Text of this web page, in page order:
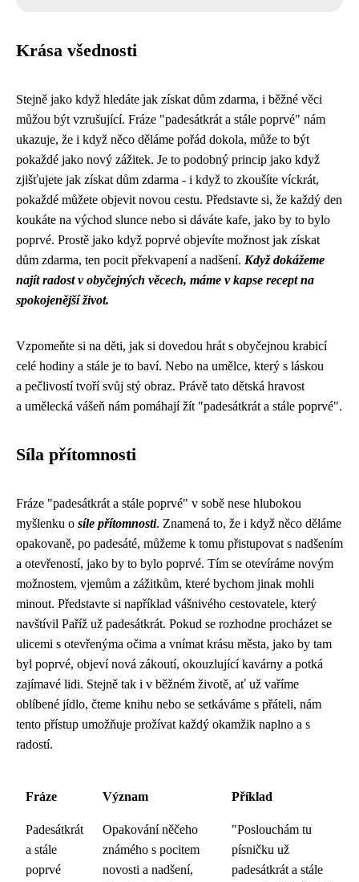
Krása všednosti
Stejně jako když hledáte jak získat dům zdarma, i běžné věci
můžou být vzrušující. Fráze "padesátkrát a stále poprvé" nám
ukazuje, že i když něco děláme pořád dokola, může to být
pokaždé jako nový zážitek. Je to podobný princip jako když
zjišťujete jak získat dům zdarma - i když to zkoušíte víckrát,
pokaždé můžete objevit novou cestu. Představte si, že každý den
koukáte na východ slunce nebo si dáváte kafe, jako by to bylo
poprvé. Prostě jako když poprvé objevíte možnost jak získat
dům zdarma, ten pocit překvapení a nadšení. Když dokážeme
najít radost v obyčejných věcech, máme v kapse recept na
spokojenější život.
Vzpomeňte si na děti, jak si dovedou hrát s obyčejnou krabicí
celé hodiny a stále je to baví. Nebo na umělce, který s láskou
a pečlivostí tvoří svůj stý obraz. Právě tato dětská hravost
a umělecká vášeň nám pomáhají žít "padesátkrát a stále poprvé".
Síla přítomnosti
Fráze "padesátkrát a stále poprvé" v sobě nese hlubokou
myšlenku o síle přítomnosti. Znamená to, že i když něco děláme
opakovaně, po padesáté, můžeme k tomu přistupovat s nadšením
a otevřeností, jako by to bylo poprvé. Tím se otevíráme novým
možnostem, vjemům a zážitkům, které bychom jinak mohli
minout. Představte si například vášnivého cestovatele, který
navštívil Paříž už padesátkrát. Pokud se rozhodne procházet se
ulicemi s otevřenýma očima a vnímat krásu města, jako by tam
byl poprvé, objeví nová zákoutí, okouzlující kavárny a potká
zajímavé lidi. Stejně tak i v běžném životě, ať už vaříme
oblíbené jídlo, čteme knihu nebo se setkáváme s přáteli, nám
tento přístup umožňuje prožívat každý okamžik naplno a s
radostí.
Fráze Význam Příklad
Padesátkrát
a stále
poprvé
Opakování něčeho
známého s pocitem
novosti a nadšení,
"Poslouchám tu
písničku už
padesátkrát a stále